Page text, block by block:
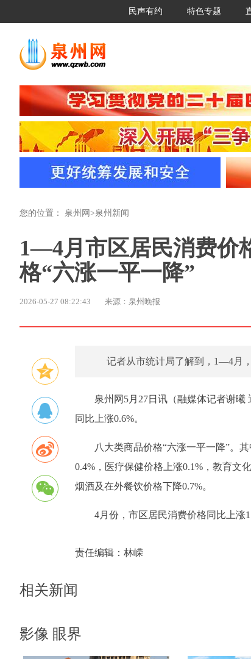
民声有约 特色专题
您的位置： 泉州网 >泉州新闻
1—4月市区居民消费价
格“六涨一平一降”
2026-05-27 08:22:43 来源：泉州晚报
记者从市统计局了解到，1—4月
泉州网5月27日讯（融媒体记者谢
同比上涨0.6%。
八大类商品价格“六涨一平一降”。
0.4%，医疗保健价格上涨0.1%，教育文
烟酒及在外餐饮价格下降0.7%。
4月份，市区居民消费价格同比上涨
责任编辑： 林嵘
相关新闻
影像 眼界